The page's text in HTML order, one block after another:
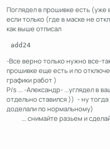
Поглядел в прошивке есть
если только (где в маске не
как выше отписал
-Все верно только нужно все-
прошивке еще есть и по
графики работ )
P/s ... -Александр- ...углядел в
отдельно ставился )) - ну
доделали по нормальному)
... снимайте разьем и